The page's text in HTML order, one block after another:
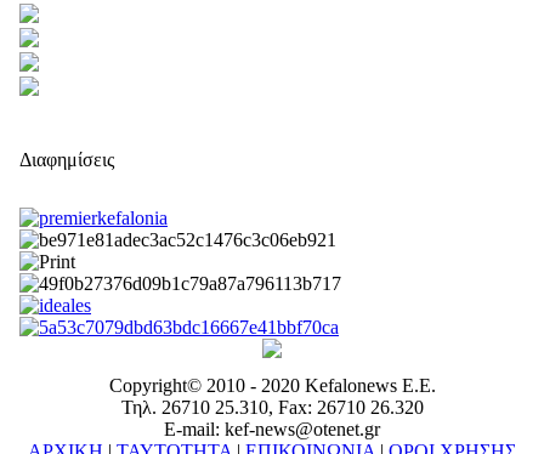
Διαφημίσεις
Copyright© 2010 - 2020 Kefalonews Ε.E.
Τηλ. 26710 25.310, Fax: 26710 26.320
E-mail: kef-news@otenet.gr